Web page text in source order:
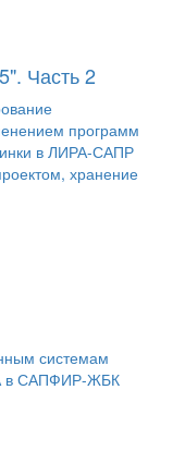
Часть 2
программ
в ЛИРА-САПР
хранение
системам
в САПФИР-ЖБК